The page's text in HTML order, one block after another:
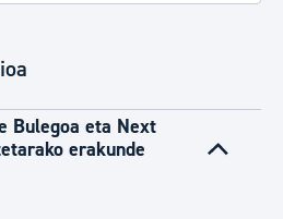
Bulegoa eta Next
erakunde